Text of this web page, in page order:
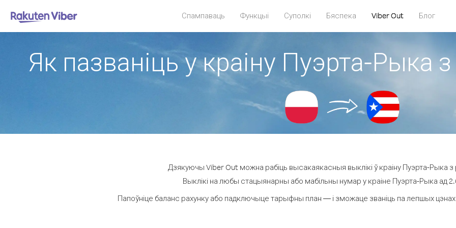
Спампаваць Функцыі Суполкі Бяспека Viber Out Блог
Як пазваніць у краіну Пуэрта-Рыка
Дзякуючы Viber Out можна рабіць высакаякасныя выклікі ў краіну Пуэрта-Рыка з
Выклікі на любы стацыянарны або мабільны нумар у краіне Пуэрта-Рыка ад 2.6
Папоўніце баланс рахунку або падключыце тарыфны план — і зможаце званіць па лепшых цэнах